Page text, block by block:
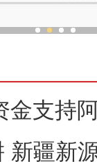
金支持
新疆新